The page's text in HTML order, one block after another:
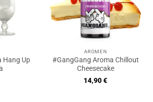
Hang Up
AROMEN
#GangGang Aroma Chillout
Cheesecake
14,90€